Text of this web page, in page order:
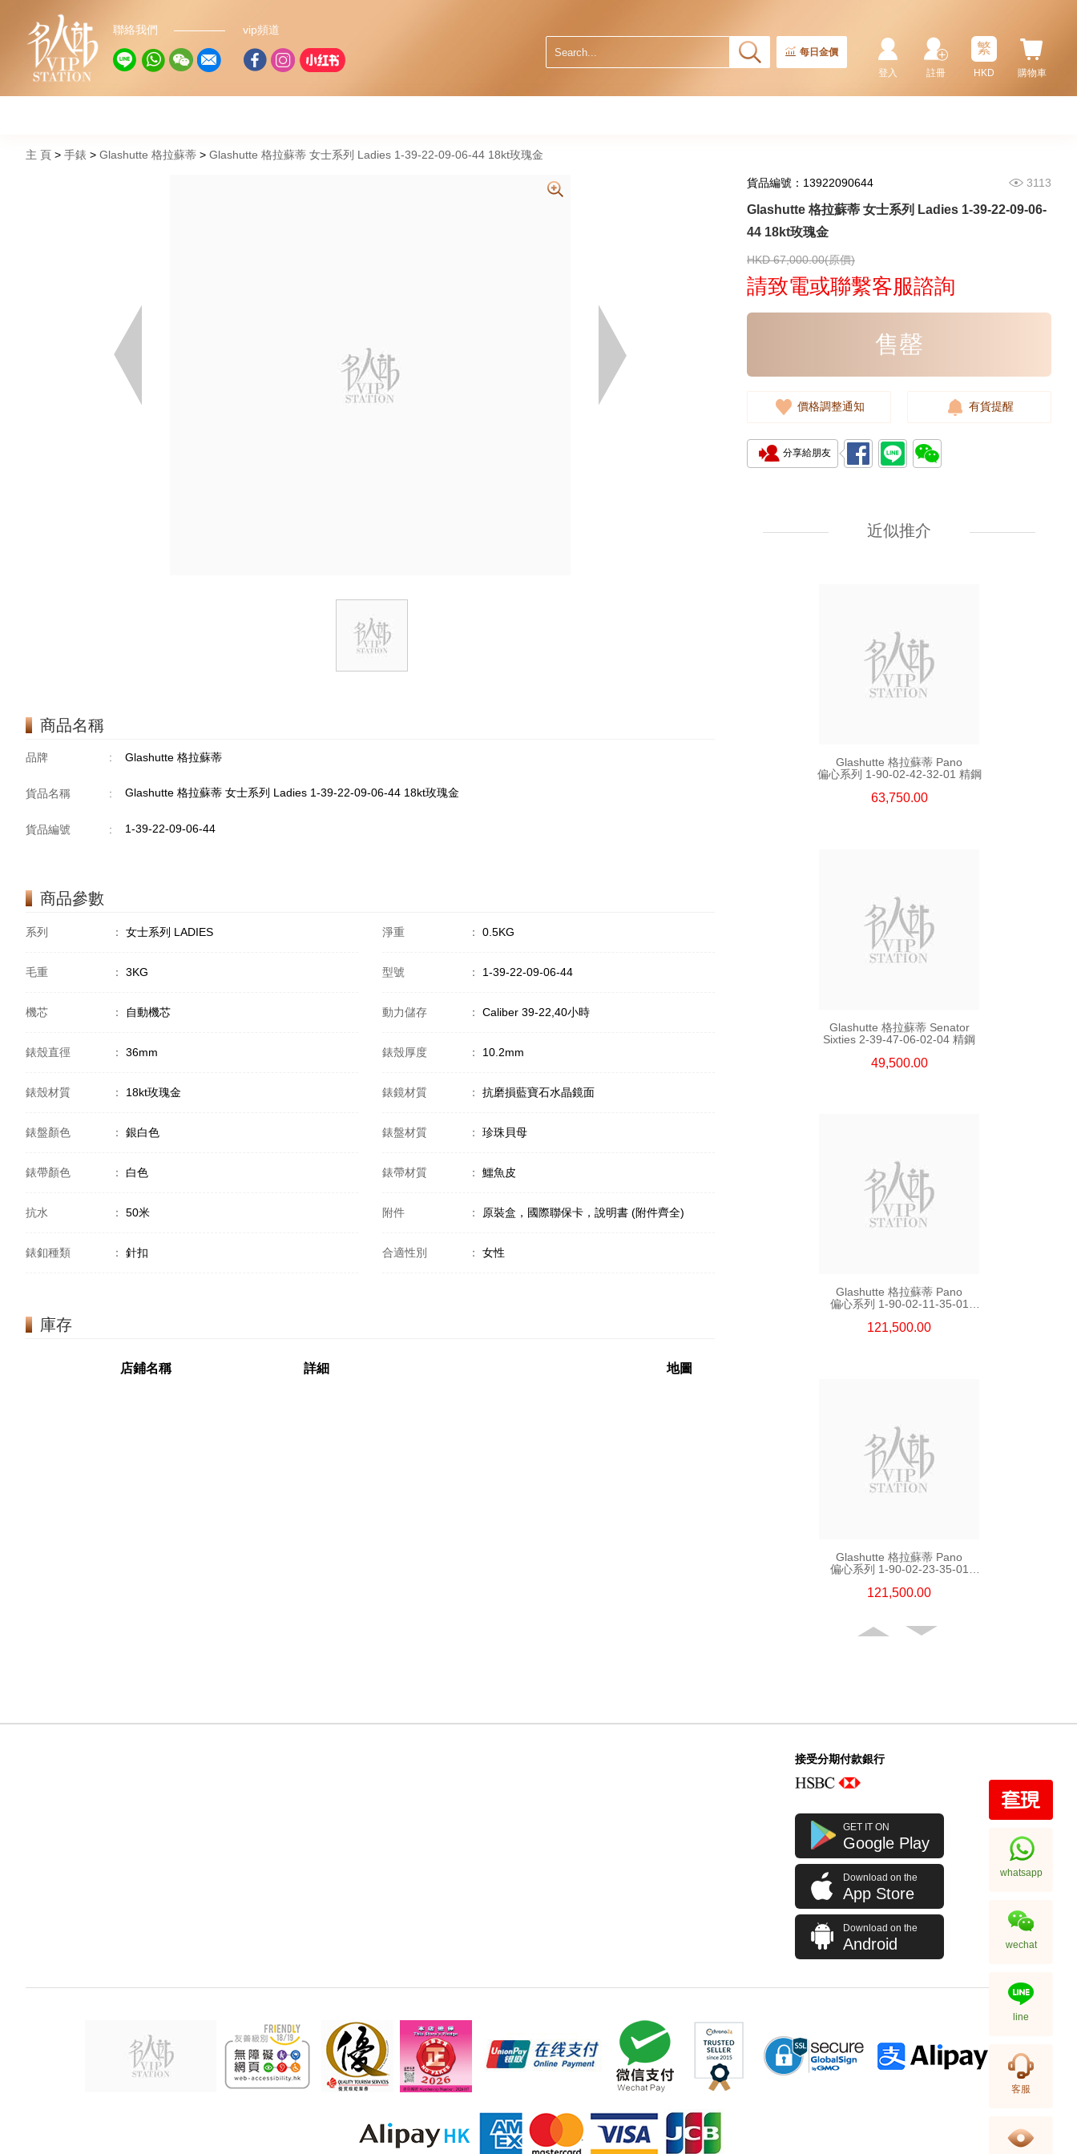
聯絡我們 vip頻道
每日金價
購物車
繁
HKD
註冊
登入
主 頁 手錶 Glashutte 格拉蘇蒂 Glashutte 格拉蘇蒂 女士系列 Ladies 1-39-22-09-06-44 18kt玫瑰金
商品名稱
品牌 : Glashutte 格拉蘇蒂
貨品名稱 : Glashutte 格拉蘇蒂 女士系列 Ladies 1-39-22-09-06-44 18kt玫瑰金
貨品編號 : 1-39-22-09-06-44
商品參數
系列 ： 女士系列 LADIES 淨重 ： 0.5KG
毛重 ： 3KG 型號 ： 1-39-22-09-06-44
機芯 ： 自動機芯 動力儲存 ： Caliber 39-22,40小時
錶殼直徑 ： 36mm 錶殼厚度 ： 10.2mm
錶殼材質 ： 18kt玫瑰金 錶鏡材質 ： 抗磨損藍寶石水晶鏡面
錶盤顏色 ： 銀白色 錶盤材質 ： 珍珠貝母
錶帶顏色 ： 白色 錶帶材質 ： 鱷魚皮
抗水 ： 50米 附件 ： 原裝盒，國際聯保卡，說明書 (附件齊全)
錶釦種類 ： 針扣 合適性別 ： 女性
庫存
店鋪名稱 詳細 地圖
貨品編號：13922090644 3113
Glashutte 格拉蘇蒂 女士系列 Ladies 1-39-22-09-06-
44 18kt玫瑰金
HKD 67,000.00(原價)
請致電或聯繫客服諮詢
售罄
價格調整通知 有貨提醒
分享給朋友
近似推介
Glashutte 格拉蘇蒂 開拓系列
55,880.00
Glashutte 格拉蘇蒂 Pano
偏心系列 1-90-02-42-32-01 精鋼
63,750.00
Glashutte 格拉蘇蒂 Senator
Sixties 2-39-47-06-02-04 精鋼
49,500.00
Glashutte 格拉蘇蒂 Pano
偏心系列 1-90-02-11-35-01
121,500.00
Glashutte 格拉蘇蒂 Pano
偏心系列 1-90-02-23-35-01
121,500.00
Glashutte 格拉蘇蒂 Pano
偏心系列 1-65-01-04-15-01
18kt玫瑰金
121,500.00
接受分期付款銀行
GET IT ON
Google Play
Download on the
App Store
Download on the
Android
whatsapp
wechat
line
客服